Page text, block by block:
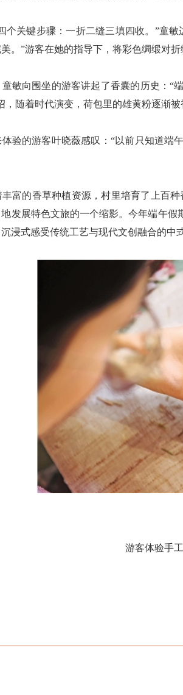
关键步骤：一折二缝三填四收。”童敏
。”游客在她的指导下，将彩色绸缎对
向围坐的游客讲起了香囊的历史：“
，随着时代演变，荷包里的雄黄粉逐渐
的游客叶晓薇感叹：“以前只知道端
的香草种植资源，村里培育了上百种
发展特色文旅的一个缩影。今年端午
浸式感受传统工艺与现代文创融合的中
游客体验手